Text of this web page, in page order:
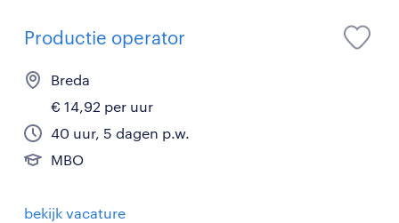
Productie operator
Breda
€ 14,92 per uur
40 uur, 5 dagen p.w.
MBO
bekijk vacature